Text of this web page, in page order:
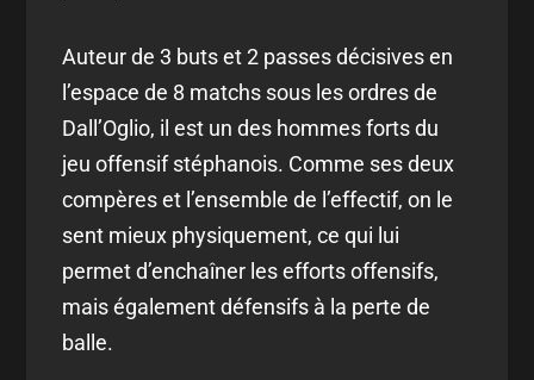
Auteur de 3 buts et 2 passes décisives en
l’espace de 8 matchs sous les ordres de
Dall’Oglio, il est un des hommes forts du
jeu offensif stéphanois. Comme ses deux
compères et l’ensemble de l’effectif, on le
sent mieux physiquement, ce qui lui
permet d’enchaîner les efforts offensifs,
mais également défensifs à la perte de
balle.